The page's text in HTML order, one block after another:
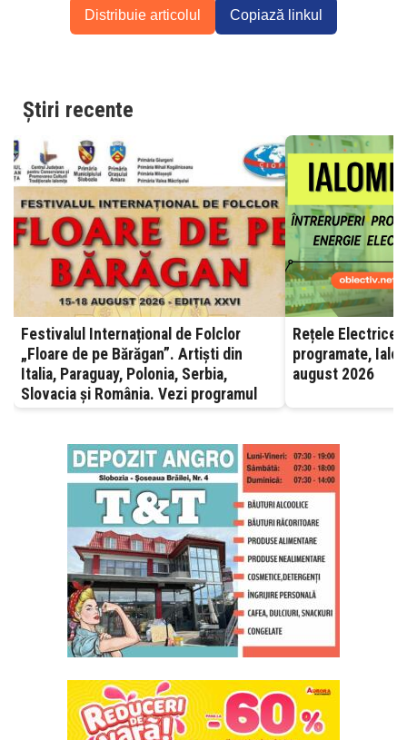
Distribuie articolul Copiază linkul
Știri recente
Festivalul Internațional de Folclor
„Floare de pe Bărăgan”. Artiști din
Italia, Paraguay, Polonia, Serbia,
Slovacia și România. Vezi programul
Rețele Electrice
programate,
august 2026